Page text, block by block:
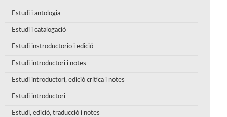
Estudi i antologia
Estudi i catalogació
Estudi instroductorio i edició
Estudi introductori i notes
Estudi introductori, edició crítica i notes
Estudi introductori
Estudi, edició, traducció i notes